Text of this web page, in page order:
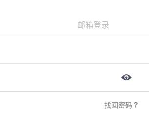
邮箱登录
找回密码